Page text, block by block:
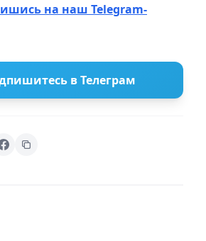
на наш Telegram-
в Телеграм